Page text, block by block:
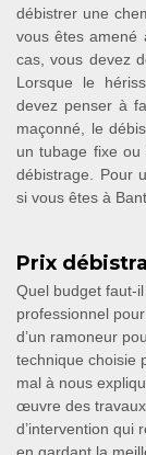
débistrer une
vous êtes amené
cas, vous devez
Lorsque le
devez penser à
maçonné, le
un tubage fixe
débistrage. Pour
si vous êtes à
Prix
Quel budget faut-
professionnel
d’un ramoneur
technique choisie
mal à nous
œuvre des
d’intervention qui
en gardant la